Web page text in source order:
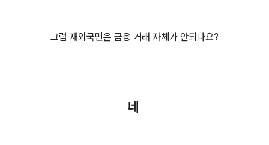
그럼 재외국민은 금융 거래 자체가 안되나요?
네